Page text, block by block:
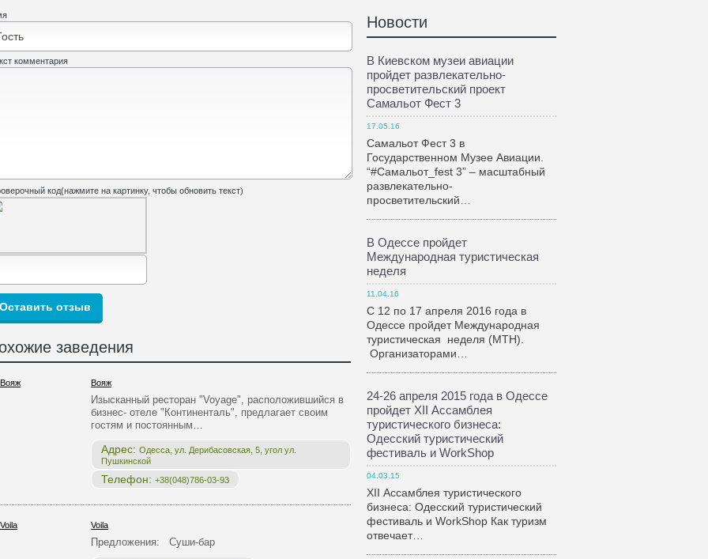
комментария
код(нажмите на картинку, чтобы обновить текст)
заведения
Вояж
Изысканный ресторан "Voyage", расположившийся в
бизнес- отеле "Континенталь", предлагает своим
гостям и постоянным…
Адрес: Одесса, ул. Дерибасовская, 5, угол ул.
Пушкинской
Телефон: +38(048)786-03-93
Voila
Предложения: Суши-бар
Новости
В Киевском музеи авиации
пройдет развлекательно-
просветительский проект
Самальот Фест 3
17.05.16
Самальот Фест 3 в
Государственном Музее Авиации.
“#Самальот_fest 3” – масштабный
развлекательно-
просветительский…
В Одессе пройдет
Международная туристическая
неделя
11.04.16
С 12 по 17 апреля 2016 года в
Одессе пройдет Международная
туристическая неделя (МТН).
Организаторами…
24-26 апреля 2015 года в Одессе
пройдет XII Ассамблея
туристического бизнеса:
Одесский туристический
фестиваль и WorkShop
04.03.15
XII Ассамблея туристического
бизнеса: Одесский туристический
фестиваль и WorkShop Как туризм
отвечает…